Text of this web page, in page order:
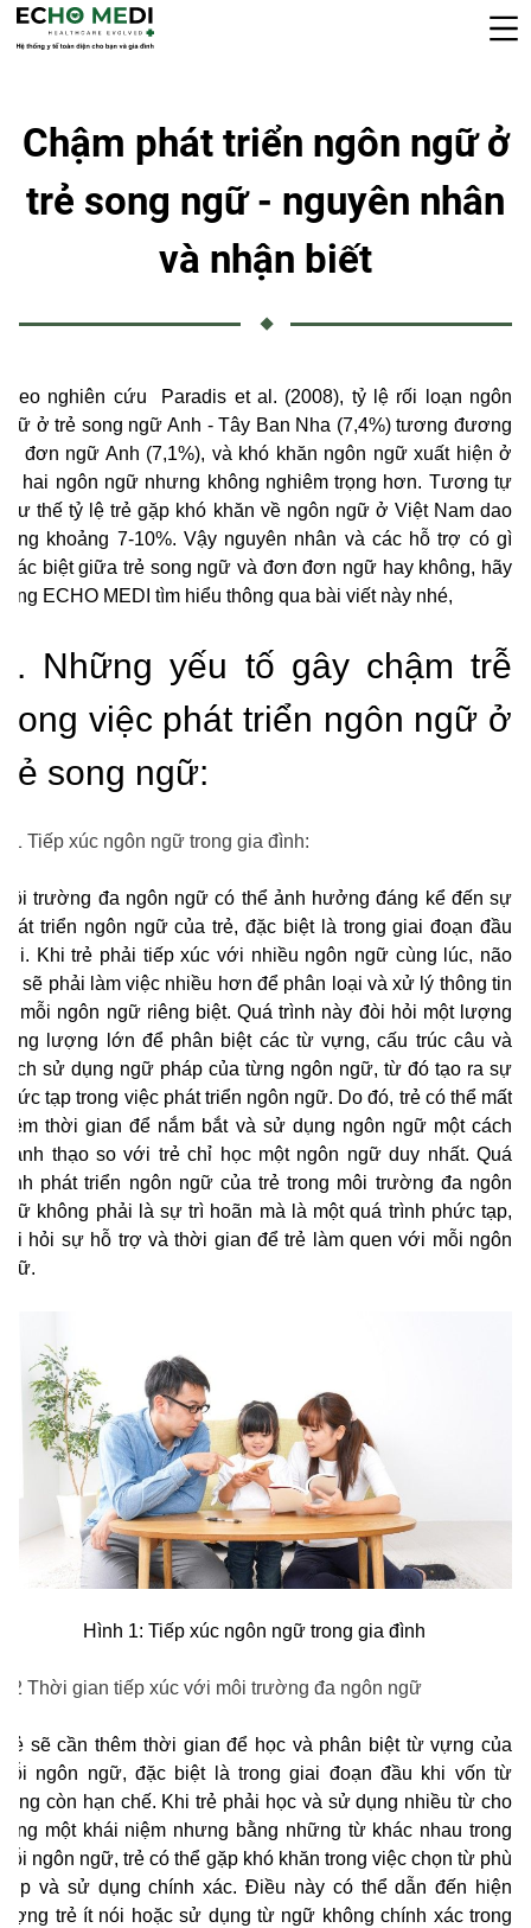
Chậm phát triển ngôn ngữ ở
trẻ song ngữ - nguyên nhân
và nhận biết
nghiên cứu Paradis et al. (2008), tỷ lệ rối loạn ngôn
ở trẻ song ngữ Anh - Tây Ban Nha (7,4%) tương đương
đơn ngữ Anh (7,1%), và khó khăn ngôn ngữ xuất hiện ở
hai ngôn ngữ nhưng không nghiêm trọng hơn. Tương tự
thế tỷ lệ trẻ gặp khó khăn về ngôn ngữ ở Việt Nam dao
khoảng 7-10%. Vậy nguyên nhân và các hỗ trợ có gì
biệt giữa trẻ song ngữ và đơn đơn ngữ hay không, hãy
ECHO MEDI tìm hiểu thông qua bài viết này nhé,
Những yếu tố gây chậm trễ
việc phát triển ngôn ngữ ở
song ngữ:
Tiếp xúc ngôn ngữ trong gia đình:
trường đa ngôn ngữ có thể ảnh hưởng đáng kể đến sự
triển ngôn ngữ của trẻ, đặc biệt là trong giai đoạn đầu
Khi trẻ phải tiếp xúc với nhiều ngôn ngữ cùng lúc, não
sẽ phải làm việc nhiều hơn để phân loại và xử lý thông tin
mỗi ngôn ngữ riêng biệt. Quá trình này đòi hỏi một lượng
lượng lớn để phân biệt các từ vựng, cấu trúc câu và
sử dụng ngữ pháp của từng ngôn ngữ, từ đó tạo ra sự
tạp trong việc phát triển ngôn ngữ. Do đó, trẻ có thể mất
thời gian để nắm bắt và sử dụng ngôn ngữ một cách
thạo so với trẻ chỉ học một ngôn ngữ duy nhất. Quá
phát triển ngôn ngữ của trẻ trong môi trường đa ngôn
không phải là sự trì hoãn mà là một quá trình phức tạp,
hỏi sự hỗ trợ và thời gian để trẻ làm quen với mỗi ngôn
Hình 1: Tiếp xúc ngôn ngữ trong gia đình
Thời gian tiếp xúc với môi trường đa ngôn ngữ
sẽ cần thêm thời gian để học và phân biệt từ vựng của
ngôn ngữ, đặc biệt là trong giai đoạn đầu khi vốn từ
còn hạn chế. Khi trẻ phải học và sử dụng nhiều từ cho
một khái niệm nhưng bằng những từ khác nhau trong
ngôn ngữ, trẻ có thể gặp khó khăn trong việc chọn từ phù
và sử dụng chính xác. Điều này có thể dẫn đến hiện
trẻ ít nói hoặc sử dụng từ ngữ không chính xác trong